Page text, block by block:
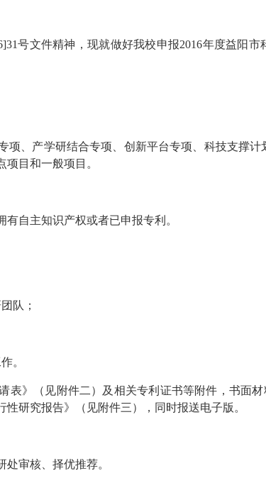
号文件精神，现就做好我校申报2016年度益阳市
项、产学研结合专项、创新平台专项、科技支撑计
目和一般项目。
自主知识产权或者已申报专利。
队；
。
表》（见附件二）及相关专利证书等附件，书面
研究报告》（见附件三），同时报送电子版。
审核、择优推荐。